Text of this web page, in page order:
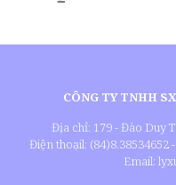
CÔNG TY TNHH
Địa chỉ: 179 - Đào Duy
Điện thoạil: (84)8.38534652
Email: